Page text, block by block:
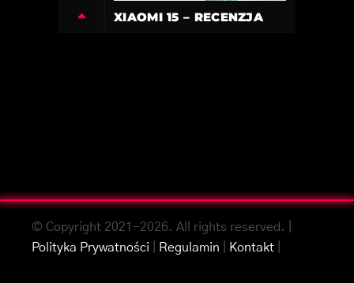
XIAOMI 15 – RECENZJA
© Copyright 2021-2026. All rights reserved. |
Polityka Prywatności
Regulamin Kontakt